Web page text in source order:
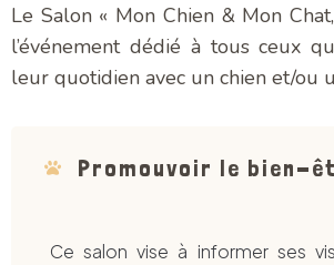
Le Salon « Mon Chien & Mon
l’événement dédié à tous ceux
leur quotidien avec un chien et/ou
Promouvoir le bien-
Ce salon vise à informer ses